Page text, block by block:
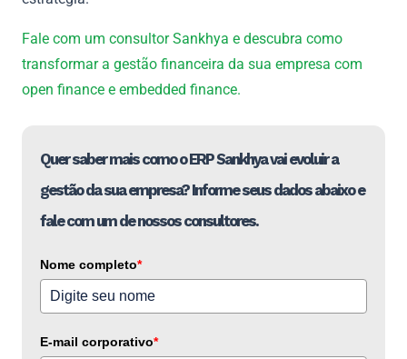
Fale com um consultor Sankhya e descubra como
transformar a gestão financeira da sua empresa com
open finance e embedded finance.
Quer saber mais como o ERP Sankhya vai evoluir a
gestão da sua empresa? Informe seus dados abaixo e
fale com um de nossos consultores.
Nome completo*
E-mail corporativo*